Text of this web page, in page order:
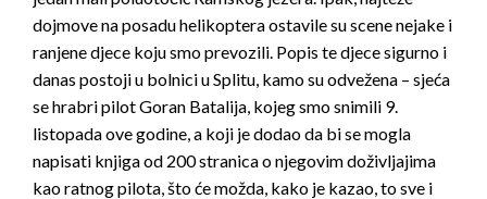
dojmove na posadu helikoptera ostavile su scene nejake i
ranjene djece koju smo prevozili. Popis te djece sigurno i
danas postoji u bolnici u Splitu, kamo su odvežena – sjeća
se hrabri pilot Goran Batalija, kojeg smo snimili 9.
listopada ove godine, a koji je dodao da bi se mogla
napisati knjiga od 200 stranica o njegovim doživljajima
kao ratnog pilota, što će možda, kako je kazao, to sve i